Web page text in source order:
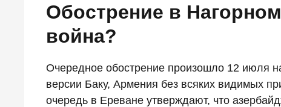
Обострение в
война?
Очередное обострение произошло 12 июля
версии Баку, Армения без всяких видимых
очередь в Ереване утверждают, что